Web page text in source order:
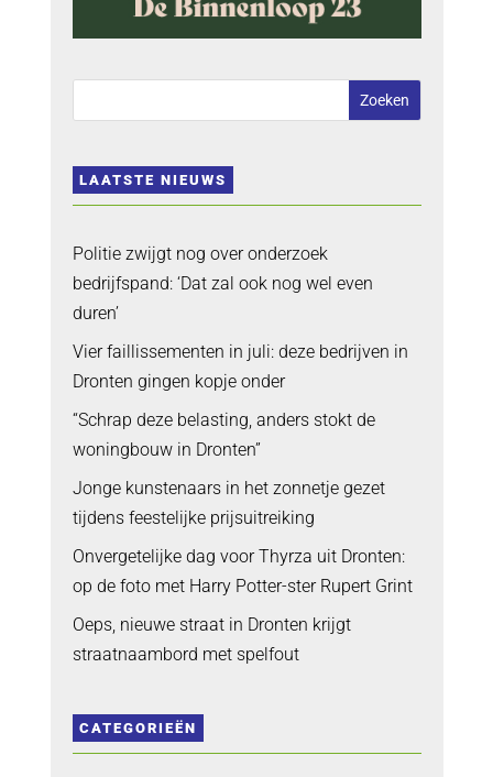
LAATSTE NIEUWS
Politie zwijgt nog over onderzoek
bedrijfspand: ‘Dat zal ook nog wel even
duren’
Vier faillissementen in juli: deze bedrijven in
Dronten gingen kopje onder
“Schrap deze belasting, anders stokt de
woningbouw in Dronten”
Jonge kunstenaars in het zonnetje gezet
tijdens feestelijke prijsuitreiking
Onvergetelijke dag voor Thyrza uit Dronten:
op de foto met Harry Potter-ster Rupert Grint
Oeps, nieuwe straat in Dronten krijgt
straatnaambord met spelfout
CATEGORIEËN